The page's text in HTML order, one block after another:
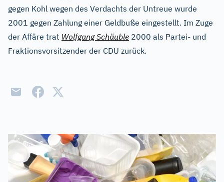
gegen Kohl wegen des Verdachts der Untreue wurde
2001 gegen Zahlung einer Geldbuße eingestellt. Im Zuge
der Affäre trat Wolfgang Schäuble 2000 als Partei- und
Fraktionsvorsitzender der CDU zurück.